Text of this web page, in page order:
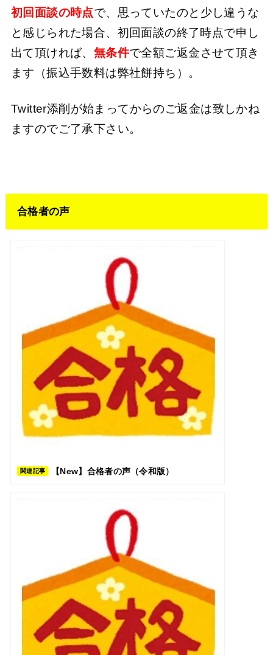
初回面談の時点で、思っていたのと少し違うな
と感じられた場合、初回面談の終了時点で申し
出て頂ければ、 無条件で全額ご返金させて頂き
ます（振込手数料は弊社餅持ち）。
Twitter添削が始まってからのご返金は致しかね
ますのでご了承下さい。
合格者の声
関連記事 【New】合格者の声（令和版）